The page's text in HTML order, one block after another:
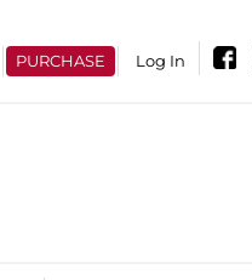
PURCHASE Log In